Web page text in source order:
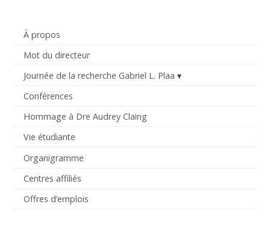
À propos
Mot du directeur
Journée de la recherche Gabriel L. Plaa
Conférences
Hommage à Dre Audrey Claing
Vie étudiante
Organigramme
Centres affiliés
Offres d’emplois